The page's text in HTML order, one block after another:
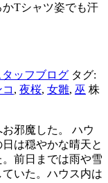
Tシャツ姿でも汗
タッフブログ タグ:
, 夜桜, 女雛, 巫 株
邪魔した。 ハウ
は穏やかな晴天と
前日までは雨や雪
いた。ハウス内は